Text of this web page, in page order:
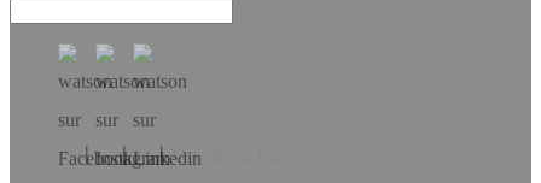
Téléchargez l’app!